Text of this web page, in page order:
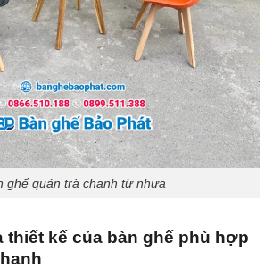
ghế quán trà chanh từ nhựa
kế của bàn ghế phù hợp